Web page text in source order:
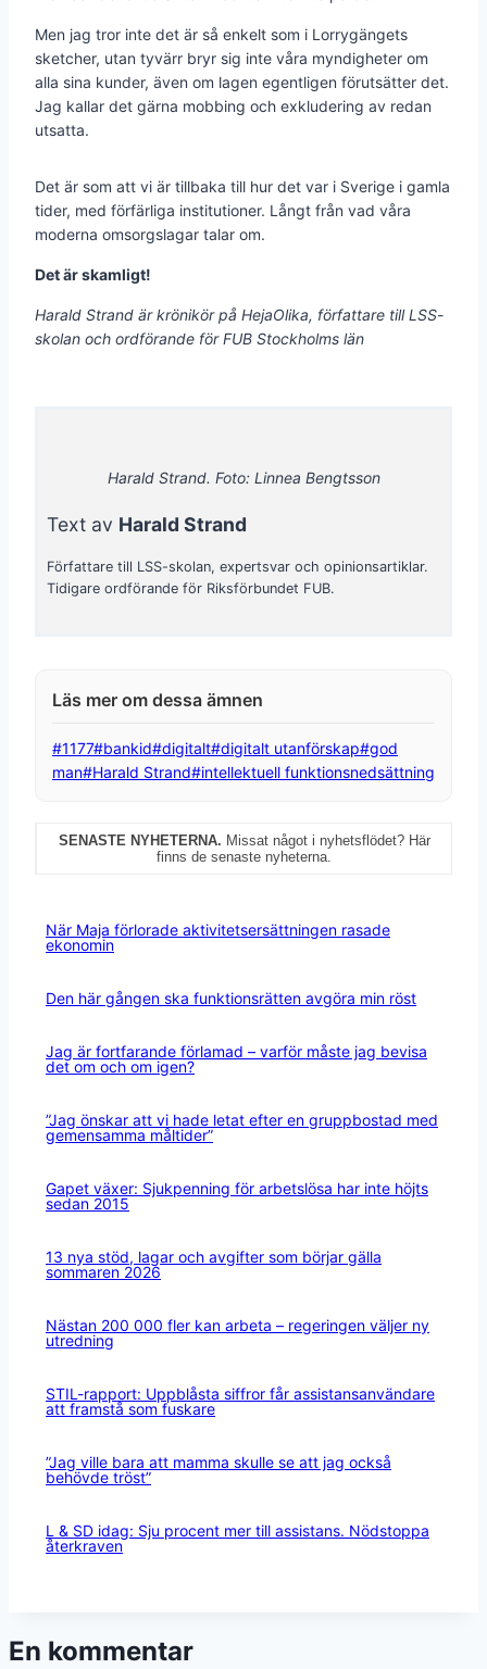
Men jag tror inte det är så enkelt som i Lorrygängets
sketcher, utan tyvärr bryr sig inte våra myndigheter om
alla sina kunder, även om lagen egentligen förutsätter det.
Jag kallar det gärna mobbing och exkludering av redan
utsatta.
Det är som att vi är tillbaka till hur det var i Sverige i gamla
tider, med förfärliga institutioner. Långt från vad våra
moderna omsorgslagar talar om.
Det är skamligt!
Harald Strand är krönikör på HejaOlika, författare till LSS-
skolan och ordförande för FUB Stockholms län
Harald Strand. Foto: Linnea Bengtsson
Text av Harald Strand
Författare till LSS-skolan, expertsvar och opinionsartiklar.
Tidigare ordförande för Riksförbundet FUB.
Post
Tags:
#1177#bankid#digitalt#digitalt utanförskap#god
man#Harald Strand#intellektuell funktionsnedsättning
SENASTE NYHETERNA. Missat något i nyhetsflödet? Här
finns de senaste nyheterna.
När Maja förlorade aktivitetsersättningen rasade
ekonomin
Den här gången ska funktionsrätten avgöra min röst
Jag är fortfarande förlamad – varför måste jag bevisa
det om och om igen?
”Jag önskar att vi hade letat efter en gruppbostad med
gemensamma måltider”
Gapet växer: Sjukpenning för arbetslösa har inte höjts
sedan 2015
13 nya stöd, lagar och avgifter som börjar gälla
sommaren 2026
Nästan 200 000 fler kan arbeta – regeringen väljer ny
utredning
STIL-rapport: Uppblåsta siffror får assistansanvändare
att framstå som fuskare
”Jag ville bara att mamma skulle se att jag också
behövde tröst”
L & SD idag: Sju procent mer till assistans. Nödstoppa
återkraven
En kommentar